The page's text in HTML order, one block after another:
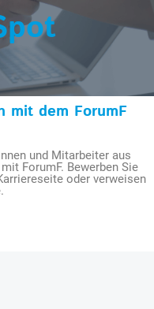
mit dem ForumF
und Mitarbeiter aus
ForumF. Bewerben Sie
oder verweisen